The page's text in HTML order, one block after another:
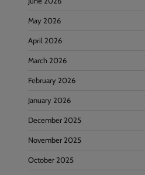
May 2026
April 2026
March 2026
February 2026
January 2026
December 2025
November 2025
October 2025